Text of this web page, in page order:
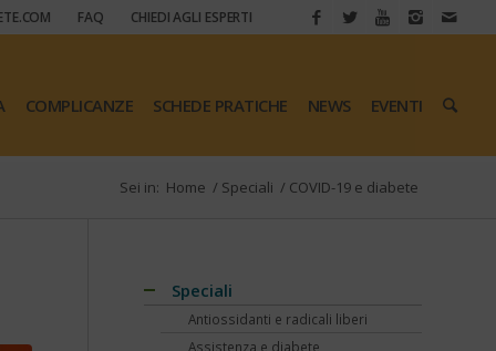
FAQ CHIEDI AGLI ESPERTI
COMPLICANZE SCHEDE PRATICHE NEWS EVENTI
Sei in: Home / Speciali / COVID-19 e diabete
Speciali
Antiossidanti e radicali liberi
Assistenza e diabete